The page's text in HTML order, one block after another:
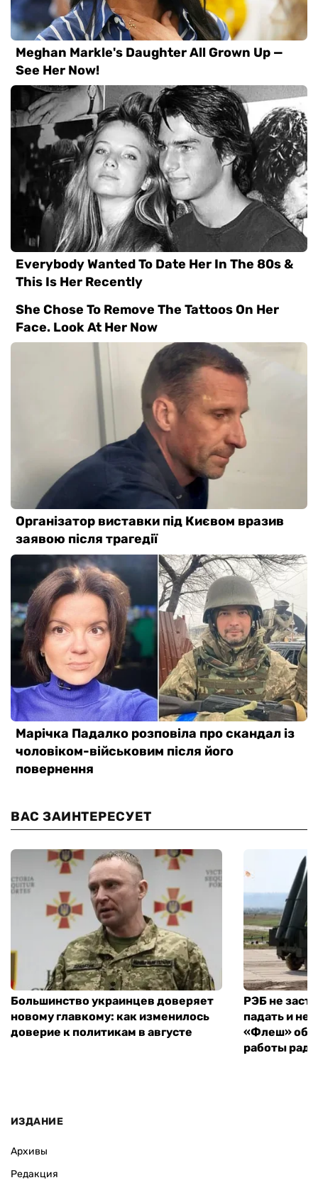
ВАС ЗАИНТЕРЕСУЕТ
Большинство украинцев доверяет
новому главкому: как изменилось
доверие к политикам в августе
РЭБ не
падать и не
«Флеш»
работы
ИЗДАНИЕ
Архивы
Редакция